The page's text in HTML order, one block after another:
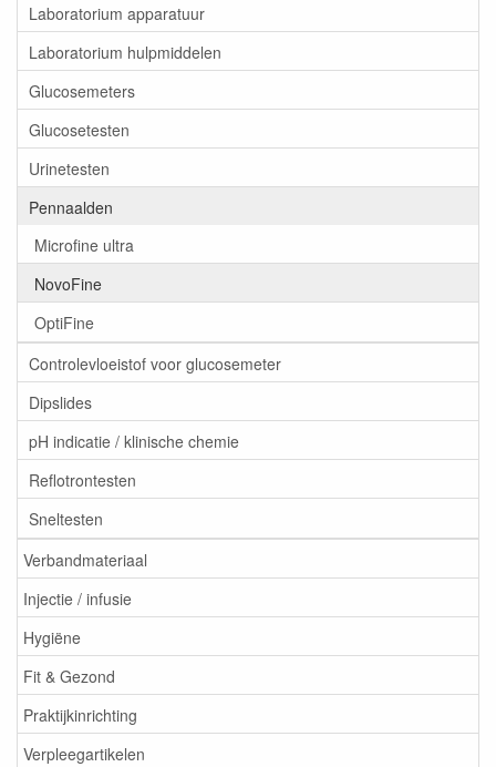
Laboratorium apparatuur
Laboratorium hulpmiddelen
Glucosemeters
Glucosetesten
Urinetesten
Pennaalden
Microfine ultra
NovoFine
OptiFine
Controlevloeistof voor glucosemeter
Dipslides
pH indicatie / klinische chemie
Reflotrontesten
Sneltesten
Verbandmateriaal
Injectie / infusie
Hygiëne
Fit & Gezond
Praktijkinrichting
Verpleegartikelen